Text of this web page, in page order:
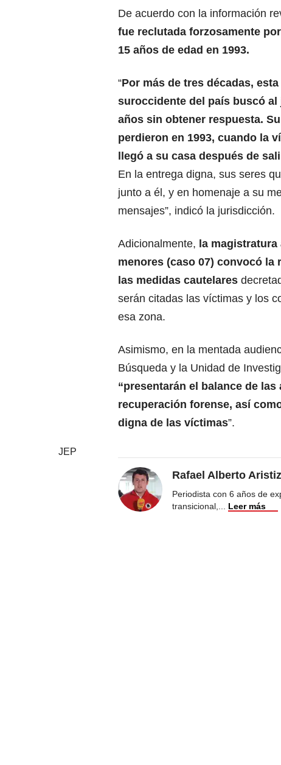
De acuerdo con la información
fue reclutada forzosamente
15 años de edad en 1993.
“Por más de tres décadas,
suroccidente del país buscó al
años sin obtener respuesta.
perdieron en 1993, cuando la
llegó a su casa después de
En la entrega digna, sus seres
junto a él, y en homenaje a su
mensajes”, indicó la jurisdicción.
Adicionalmente, la magistratura
menores (caso 07) convocó la
las medidas cautelares
serán citadas las víctimas y los
esa zona.
Asimismo, en la mentada
Búsqueda y la Unidad de
“presentarán el balance de
recuperación forense, así
digna de las víctimas”.
JEP
Rafael Alberto
Periodista con 6 años de
transicional,
Leer más